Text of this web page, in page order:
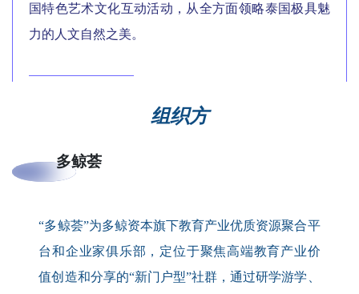
国特色艺术文化互动活动，从全方面领略泰国极具魅
力的人文自然之美。
组织方
多鲸荟
“多鲸荟”为多鲸资本旗下教育产业优质资源聚合平
台和企业家俱乐部，定位于聚焦高端教育产业价
值创造和分享的“新门户型”社群，通过研学游学、